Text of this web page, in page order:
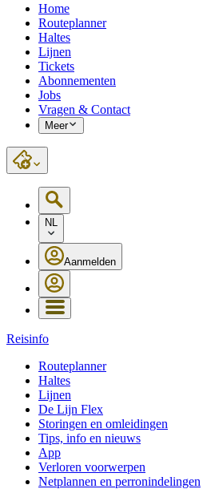
Home
Routeplanner
Haltes
Lijnen
Tickets
Abonnementen
Jobs
Vragen & Contact
Meer
NL
Aanmelden
Reisinfo
Routeplanner
Haltes
Lijnen
De Lijn Flex
Storingen en omleidingen
Tips, info en nieuws
App
Verloren voorwerpen
Netplannen en perronindelingen